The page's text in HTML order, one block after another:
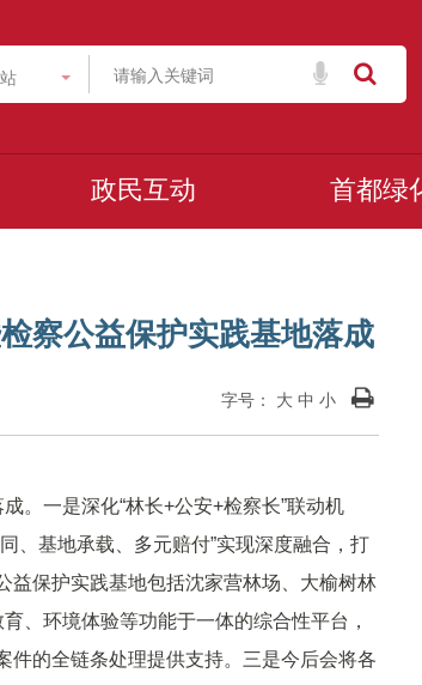
政民互动 首都绿
察公益保护实践基地落成
字号： 大 中 小
。一是深化“林长+公安+检察长”联动机
、基地承载、多元赔付”实现深度融合，打
益保护实践基地包括沈家营林场、大榆树林
、环境体验等功能于一体的综合性平台，
件的全链条处理提供支持。三是今后会将各